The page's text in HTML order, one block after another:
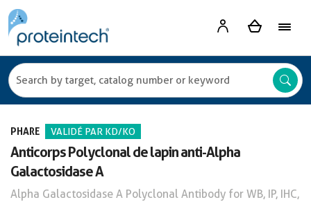
PHARE VALIDÉ PAR KD/KO
Anticorps Polyclonal de lapin anti-Alpha
Galactosidase A
Alpha Galactosidase A Polyclonal Antibody for WB, IP, IHC,